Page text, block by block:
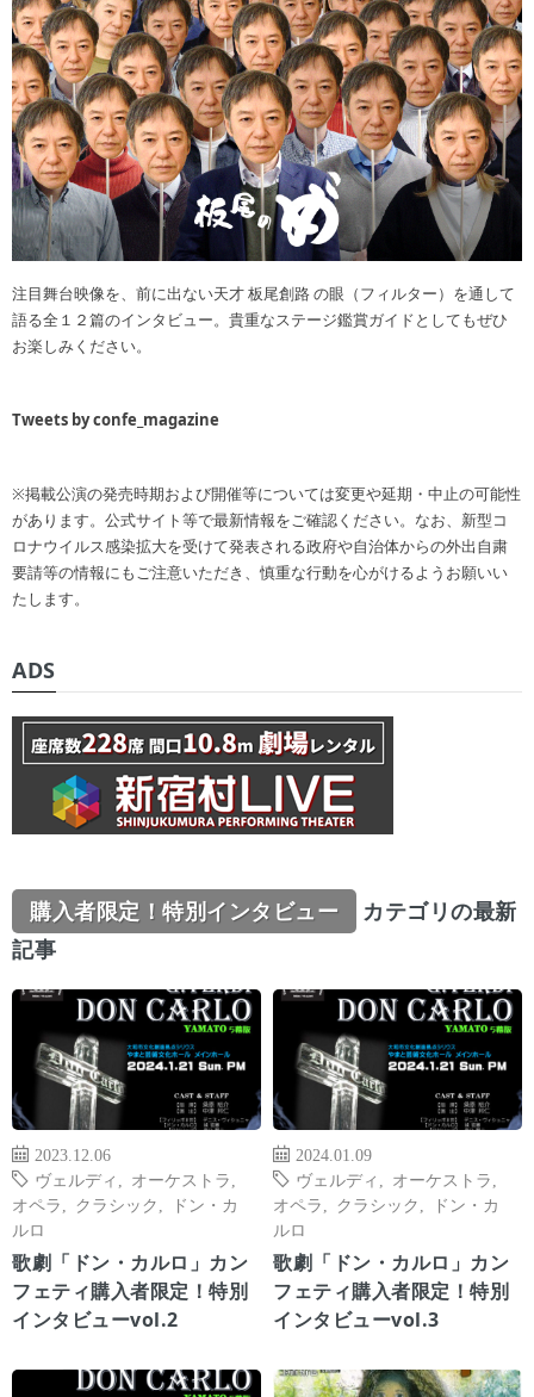
注目舞台映像を、前に出ない天才 板尾創路 の眼（フィルター）を通して
語る全１２篇のインタビュー。貴重なステージ鑑賞ガイドとしてもぜひ
お楽しみください。
Tweets by confe_magazine
※掲載公演の発売時期および開催等については変更や延期・中止の可能性
があります。公式サイト等で最新情報をご確認ください。なお、新型コ
ロナウイルス感染拡大を受けて発表される政府や自治体からの外出自粛
要請等の情報にもご注意いただき、慎重な行動を心がけるようお願いい
たします。
ADS
購入者限定！特別インタビュー
カテゴリの最新
記事
2023.12.06
ヴェルディ
オーケストラ
オペラ
クラシック
ドン・カ
ルロ
歌劇「ドン・カルロ」カン
フェティ購入者限定！特別
インタビューvol.2
2024.01.09
ヴェルディ
オーケストラ
オペラ
クラシック
ドン・カ
ルロ
歌劇「ドン・カルロ」カン
フェティ購入者限定！特別
インタビューvol.3